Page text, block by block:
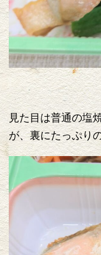
見た目は普通の塩
が、裏にたっぷり